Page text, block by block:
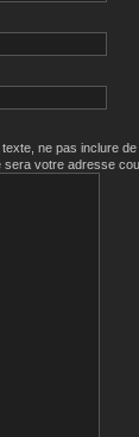
ne pas inclure de
sera votre adresse